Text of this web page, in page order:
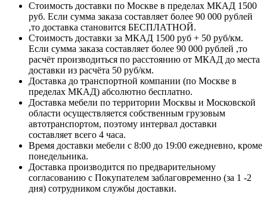
Стоимость доставки по Москве в пределах МКАД 1500
руб. Если сумма заказа составляет более 90 000 рублей
,то доставка становится БЕСПЛАТНОЙ.
Стоимость доставки за МКАД 1500 руб + 50 руб/км.
Если сумма заказа составляет более 90 000 рублей ,то
расчёт производиться по расстоянию от МКАД до места
доставки из расчёта 50 руб/км.
Доставка до транспортной компании (по Москве в
пределах МКАД) абсолютно бесплатно.
Доставка мебели по территории Москвы и Московской
области осуществляется собственным грузовым
автотранспортом, поэтому интервал доставки
составляет всего 4 часа.
Время доставки мебели с 8:00 до 19:00 ежедневно, кроме
понедельника.
Доставка производится по предварительному
согласованию с Покупателем заблаговременно (за 1 -2
дня) сотрудником службы доставки.